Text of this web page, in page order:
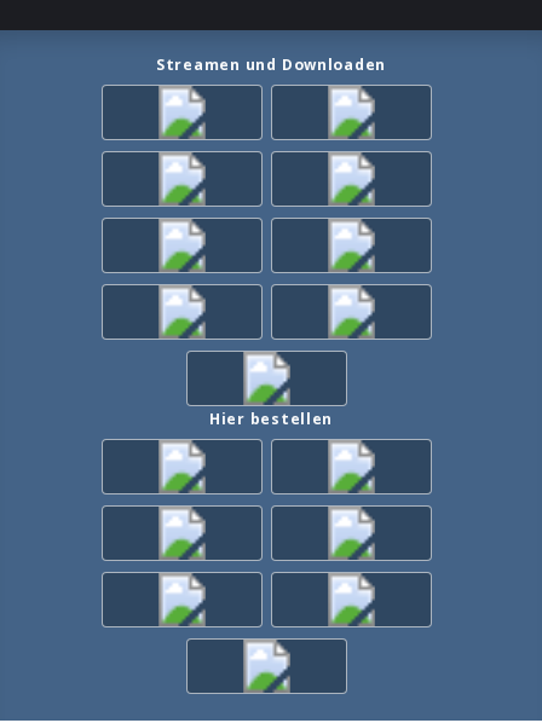
Streamen und Downloaden
Hier bestellen